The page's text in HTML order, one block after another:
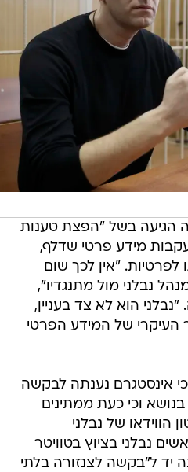
הגיעה בשל "הפצת טענות
מידע פרטי שדלף,
לפרטיות. "אין לכך שום
נבלני מול מתנגדיו",
הוא לא צד בעניין,
העיקרי של המידע הפרטי
כי אינסטגרם נענתה לבקשה
וכי כעת ממתינים
הווידאו של נבלני
נבלני בציוץ בטוויטר
יד ל"בקשה לצנזורה בלתי